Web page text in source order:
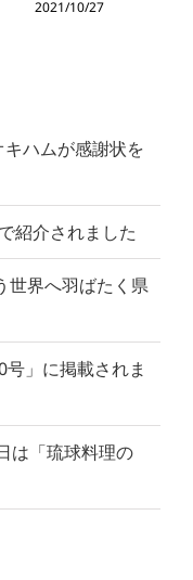
2021/10/27
ハムが感謝状を
紹介されました
世界へ羽ばたく県
号」に掲載されま
は「琉球料理の